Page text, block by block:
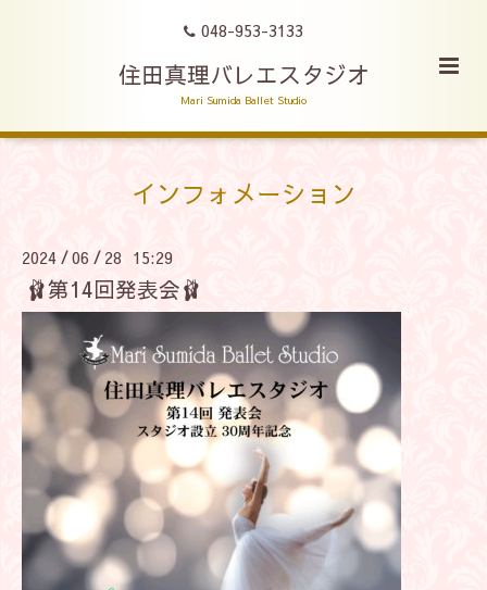
048-953-3133
住田真理バレエスタジオ
Mari Sumida Ballet Studio
インフォメーション
2024 /06 / 28 15:29
🩰第14回発表会🩰